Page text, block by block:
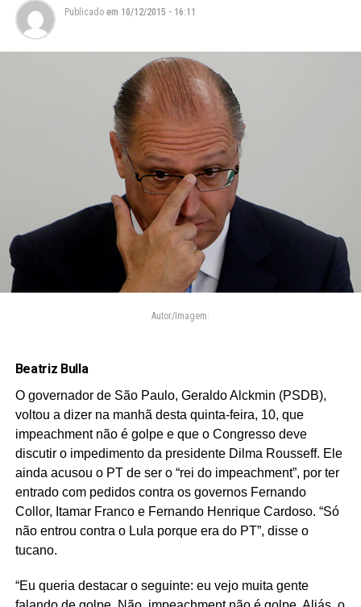
Publicado em 10/12/2015 - 16:11
Autor/Imagem:
Beatriz Bulla
O governador de São Paulo, Geraldo Alckmin (PSDB),
voltou a dizer na manhã desta quinta-feira, 10, que
impeachment não é golpe e que o Congresso deve
discutir o impedimento da presidente Dilma Rousseff. Ele
ainda acusou o PT de ser o “rei do impeachment”, por ter
entrado com pedidos contra os governos Fernando
Collor, Itamar Franco e Fernando Henrique Cardoso. “Só
não entrou contra o Lula porque era do PT”, disse o
tucano.
“Eu queria destacar o seguinte: eu vejo muita gente